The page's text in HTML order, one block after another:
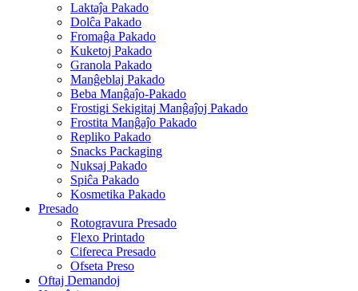
Laktaĵa Pakado
Dolĉa Pakado
Fromaĝa Pakado
Kuketoj Pakado
Granola Pakado
Manĝeblaj Pakado
Beba Manĝaĵo-Pakado
Frostigi Sekigitaj Manĝaĵoj Pakado
Frostita Manĝaĵo Pakado
Repliko Pakado
Snacks Packaging
Nuksaj Pakado
Spiĉa Pakado
Kosmetika Pakado
Presado
Rotogravura Presado
Flexo Printado
Cifereca Presado
Ofseta Preso
Oftaj Demandoj